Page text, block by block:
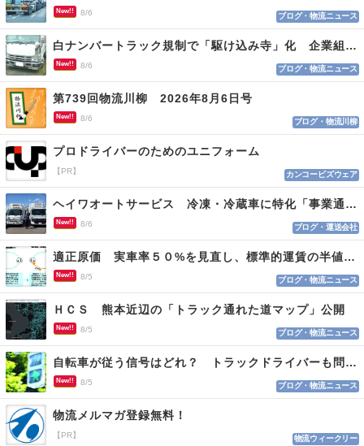
New!! 8/6 ブログ・物流ニュース
白ナンバートラック規制で「駆け込み寺」化 企業組合が入会基準を見直しへ
New!! 8/6 ブログ・物流ニュース
第739回物流川柳 2026年8月6日号
New!! 8/6 ブログ・物流川柳
プロドライバーのためのユニフォーム
【PR】 カンコービズウェア
ヘイワオートサービス 冷凍・冷蔵車に特化「事業通じ貢献目指す」
New!! 8/6 ブログ・運送会社
適正原価 実車率５０%を見直し、標準的運賃の半値の恐れも
New!! 8/5 ブログ・物流ニュース
ＨＣＳ 熊本近辺の「トラック通れた道マップ」公開
New!! 8/5 ブログ・物流ニュース
自転車が従う信号はどれ？ トラックドライバーも問われる認識
New!! 8/5 ブログ・物流ニュース
物流メルマガ登録無料！
【PR】 物流ウィークリー